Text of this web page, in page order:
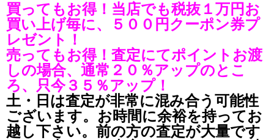
買ってもお得！当店でも税抜１万円お
買い上げ毎に、５００円クーポン券プ
レゼント！
売ってもお得！査定にてポイントお渡
しの場合、通常２０％アップのとこ
ろ、只今３５％アップ！
土・日は査定が非常に混み合う可能性
ございます。 お時間に余裕を持ってお
越し下さい。前の方の査定が大量です